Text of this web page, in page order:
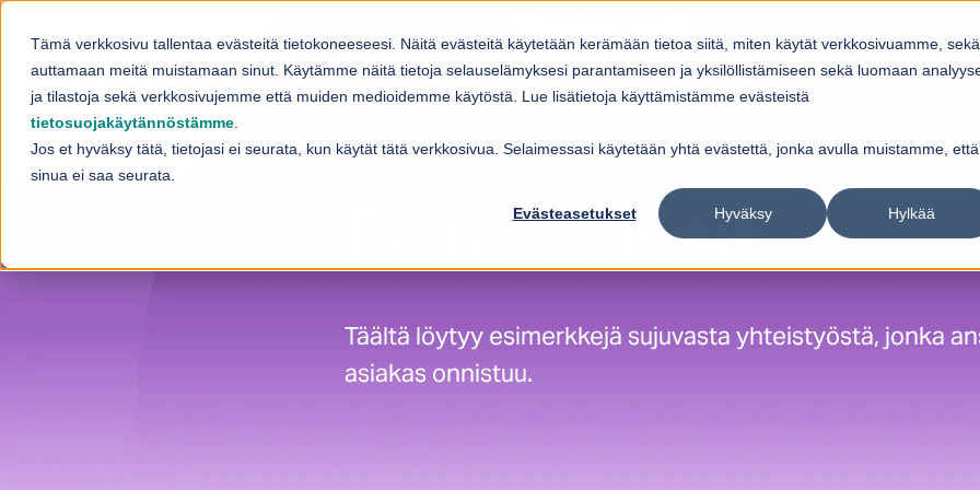
Tämä verkkosivu tallentaa evästeitä tietokoneeseesi. Näitä evästeitä käytetään kerämään tietoa siitä, miten käytät verkkosivuamme, sekä
auttamaan meitä muistamaan sinut. Käytämme näitä tietoja selauselämyksesi parantamiseen ja yksilöllistämiseen sekä luomaan
ja tilastoja sekä verkkosivujemme että muiden medioidemme käytöstä. Lue lisätietoja käyttämistämme evästeistä
tietosuojakäytännöstämme
Jos et hyväksy tätä, tietojasi ei seurata, kun käytät tätä verkkosivua. Selaimessasi käytetään yhtä evästettä, jonka avulla muistamme, että
sinua ei saa seurata.
Evästeasetukset Hyväksy Hylkää
Palvelut Show submenu forPalvelut
RatkaisutShow submenu forRatkaisut
Referenssit Ajankohtaista
Referenssit
Täältä löytyy esimerkkejä sujuvasta yhteistyöstä, jonka
asiakas onnistuu.